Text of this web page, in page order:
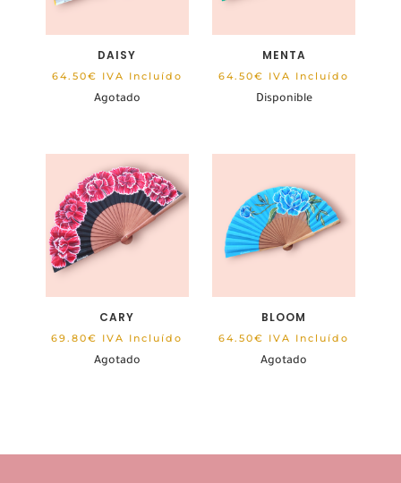
DAISY
64.50€ IVA Incluído
Agotado
MENTA
64.50€ IVA Incluído
Disponible
CARY
69.80€ IVA Incluído
Agotado
BLOOM
64.50€ IVA Incluído
Agotado